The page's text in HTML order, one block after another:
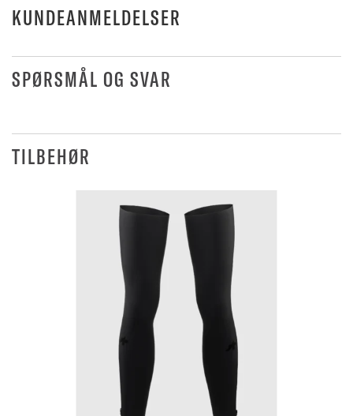
KUNDEANMELDELSER
SPØRSMÅL OG SVAR
TILBEHØR